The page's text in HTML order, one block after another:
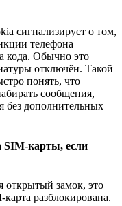
сигнализирует о том,
телефона
кода. Обычно это
отключён. Такой
понять, что
сообщения,
без дополнительных
SIM-карты, если
открытый замок, это
разблокирована.